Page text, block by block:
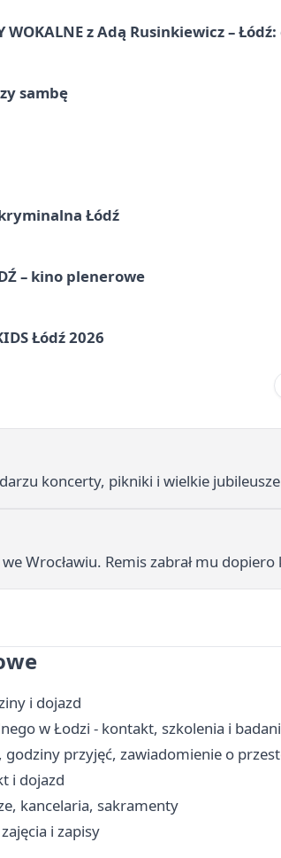
WOKALNE z Adą Rusinkiewicz –
sambę
Łódź
– kino plenerowe
Łódź 2026
koncerty, pikniki i wielkie jubileusze
we Wrocławiu. Remis zabrał mu
i dojazd
w Łodzi - kontakt, szkolenia i
przyjęć, zawiadomienie o
i dojazd
kancelaria, sakramenty
i zapisy